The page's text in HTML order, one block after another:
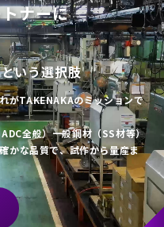
ナーに
という選択肢
がTAKENAKAのミッションで
全般）一般鋼材（SS材等）
かな品質で、試作から量産ま